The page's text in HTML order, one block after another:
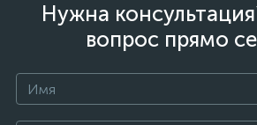
Нужна
вопрос прямо